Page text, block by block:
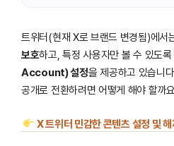
트위터(현재 X로 브랜드 변경됨)에서
보호하고, 특정 사용자만 볼 수 있도록
Account) 설정을 제공하고 있습니
공개로 전환하려면 어떻게 해야 할까
X 트위터 민감한 콘텐츠 설정 및